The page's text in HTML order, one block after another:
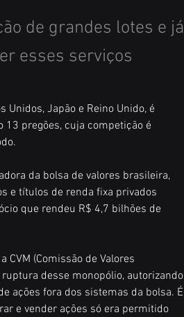
de grandes lotes e já
esses serviços
Unidos, Japão e Reino Unido, é
13 pregões, cuja competição é
da bolsa de valores brasileira,
e títulos de renda fixa privados
que rendeu R$ 4,7 bilhões de
(Comissão de Valores
desse monopólio, autorizando
ações fora dos sistemas da bolsa. É
e vender ações só era permitido